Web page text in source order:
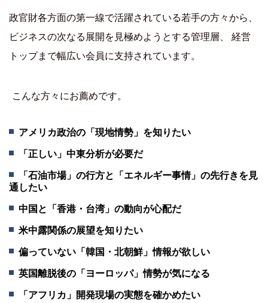
政官財各方面の第一線で活躍されている若手の方々から、
ビジネスの次なる展開を見極めようとする管理層、 経営
トップまで幅広い会員に支持されています。
こんな方々にお薦めです。
アメリカ政治の「現地情勢」を知りたい
「正しい」中東分析が必要だ
「石油市場」の行方と「エネルギー事情」の先行きを見
通したい
中国と「香港・台湾」の動向が心配だ
米中露関係の展望を知りたい
偏っていない「韓国・北朝鮮」情報が欲しい
英国離脱後の「ヨーロッパ」情勢が気になる
「アフリカ」開発現場の実態を確かめたい